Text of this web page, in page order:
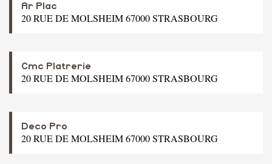
Ar Plac
20 RUE DE MOLSHEIM 67000 STRASBOURG
Cmc Platrerie
20 RUE DE MOLSHEIM 67000 STRASBOURG
Deco Pro
20 RUE DE MOLSHEIM 67000 STRASBOURG